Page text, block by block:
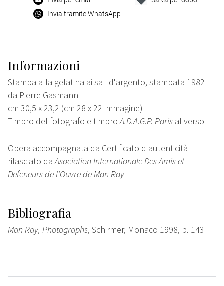
Invia tramite WhatsApp
Informazioni
Stampa alla gelatina ai sali d'argento, stampata 1982
da Pierre Gasmann
cm 30,5 x 23,2 (cm 28 x 22 immagine)
Timbro del fotografo e timbroA.D.A.G.P. Paris al verso
Opera accompagnata da Certificato d'autenticità
rilasciato daAsociation Internationale Des Amis et
Defeneurs de l'Ouvre de Man Ray
Bibliografia
Man Ray, Photographs, Schirmer, Monaco 1998, p. 143